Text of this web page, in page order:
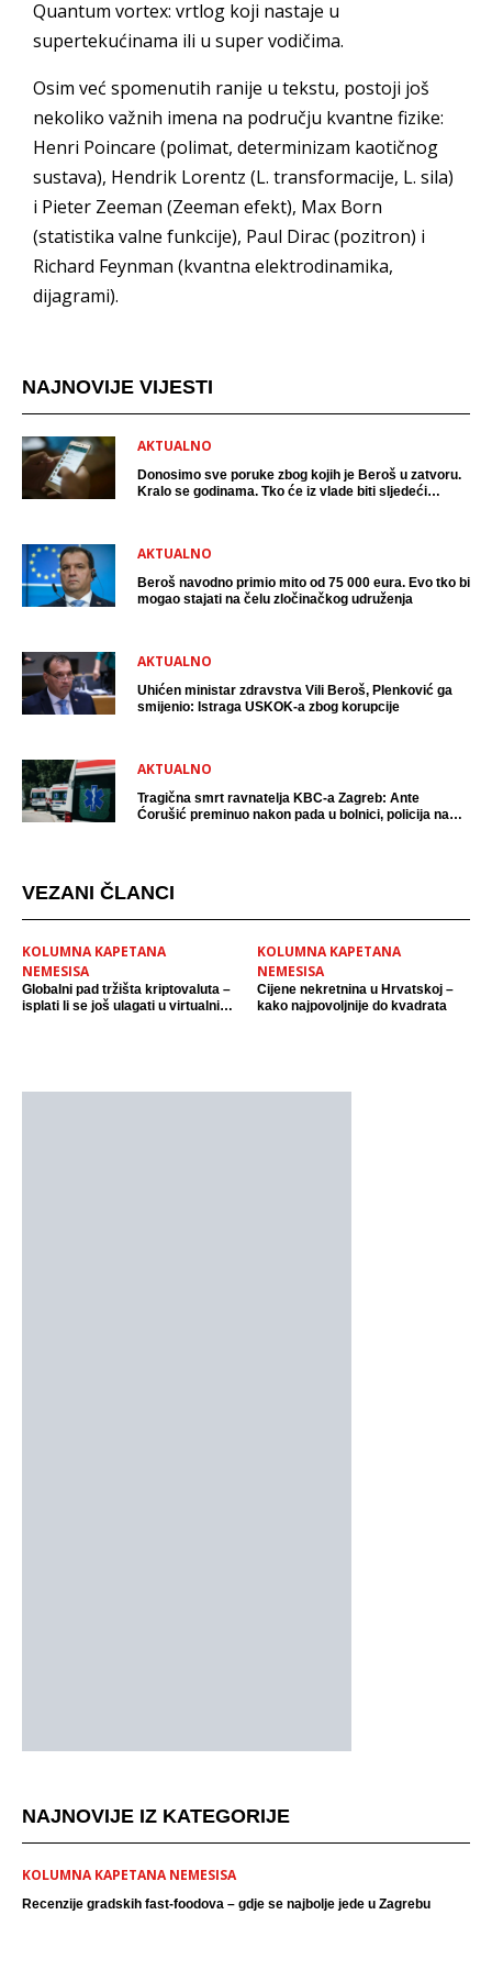
Quantum vortex: vrtlog koji nastaje u
supertekućinama ili u super vodičima.
Osim već spomenutih ranije u tekstu, postoji još
nekoliko važnih imena na području kvantne fizike:
Henri Poincare (polimat, determinizam kaotičnog
sustava), Hendrik Lorentz (L. transformacije, L. sila)
i Pieter Zeeman (Zeeman efekt), Max Born
(statistika valne funkcije), Paul Dirac (pozitron) i
Richard Feynman (kvantna elektrodinamika,
dijagrami).
NAJNOVIJE VIJESTI
AKTUALNO
Donosimo sve poruke zbog kojih je Beroš u zatvoru.
Kralo se godinama. Tko će iz vlade biti sljedeći
AKTUALNO
Beroš navodno primio mito od 75 000 eura. Evo tko bi
mogao stajati na čelu zločinačkog udruženja
AKTUALNO
Uhićen ministar zdravstva Vili Beroš, Plenković ga
smijenio: Istraga USKOK-a zbog korupcije
AKTUALNO
Tragična smrt ravnatelja KBC-a Zagreb: Ante
Ćorušić preminuo nakon pada u bolnici, policija na
VEZANI ČLANCI
KOLUMNA KAPETANA
NEMESISA
Globalni pad tržišta kriptovaluta –
isplati li se još ulagati u virtualni
KOLUMNA KAPETANA
NEMESISA
Cijene nekretnina u Hrvatskoj –
kako najpovoljnije do kvadrata
NAJNOVIJE IZ KATEGORIJE
KOLUMNA KAPETANA NEMESISA
Recenzije gradskih fast-foodova – gdje se najbolje jede u Zagrebu